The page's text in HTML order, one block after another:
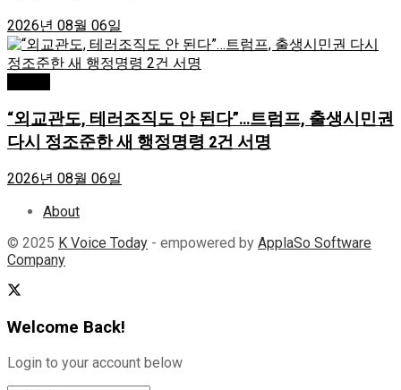
2026년 08월 06일
“외교관도, 테러조직도 안 된다”…트럼프, 출생시민권
다시 정조준한 새 행정명령 2건 서명
2026년 08월 06일
About
© 2025 K Voice Today - empowered by ApplaSo Software
Company
Welcome Back!
Login to your account below